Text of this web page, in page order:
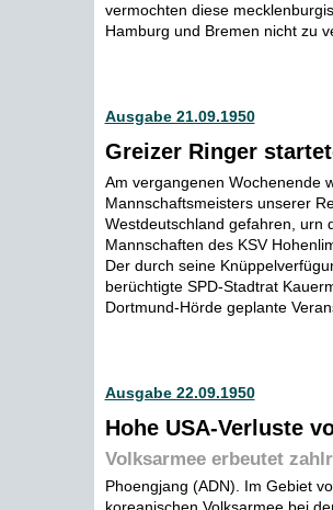
vermochten diese
Hamburg und Bremen nicht zu
Ausgabe 21.09.1950
Greizer Ringer
Am vergangenen Wochenende
Mannschaftsmeisters unserer
Westdeutschland gefahren, urn
Mannschaften des KSV
Der durch seine
berüchtigte SPD-Stadtrat
Dortmund-Hörde geplante
Ausgabe 22.09.1950
Hohe USA-Verluste
Volksarmee erbeutet
Phoengjang (ADN). Im Gebiet